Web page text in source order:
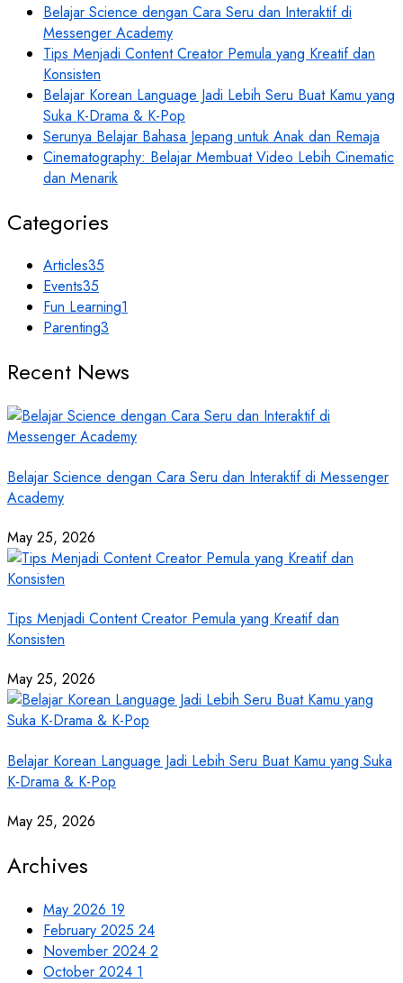
Belajar Science dengan Cara Seru dan Interaktif di
Messenger Academy
Tips Menjadi Content Creator Pemula yang Kreatif dan
Konsisten
Belajar Korean Language Jadi Lebih Seru Buat Kamu yang
Suka K-Drama & K-Pop
Serunya Belajar Bahasa Jepang untuk Anak dan Remaja
Cinematography: Belajar Membuat Video Lebih Cinematic
dan Menarik
Categories
Articles35
Events35
Fun Learning1
Parenting3
Recent News
Belajar Science dengan Cara Seru dan Interaktif di Messenger
Academy
May 25, 2026
Tips Menjadi Content Creator Pemula yang Kreatif dan
Konsisten
May 25, 2026
Belajar Korean Language Jadi Lebih Seru Buat Kamu yang Suka
K-Drama & K-Pop
May 25, 2026
Archives
May 2026 19
February 2025 24
November 2024 2
October 2024 1